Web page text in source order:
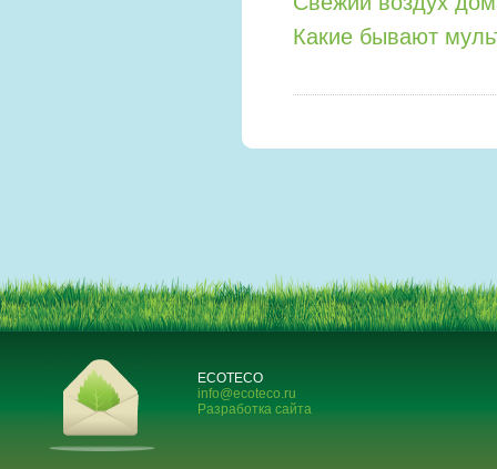
Какие бывают
ECOTECO
info@ecoteco.ru
Разработка сайта